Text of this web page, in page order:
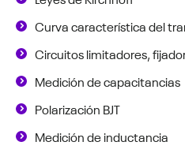
Curva característica del
Circuitos limitadores,
Medición de capacitancias
Polarización BJT
Medición de inductancia